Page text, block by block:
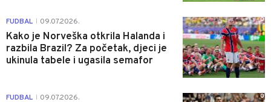
FUDBAL 09.07.2026.
Kako je Norveška otkrila Halanda i
razbila Brazil? Za početak, djeci je
ukinula tabele i ugasila semafor
0
FUDBAL 09.07.2026. 0